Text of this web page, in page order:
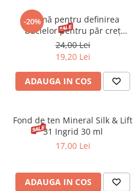
-20%
Cremă pentru definirea
buclelor pentru păr creț
Byphasse 250 ml
24,00 Lei
19,20 Lei
ADAUGA IN COS
Fond de ten Mineral Silk & Lift
31 Ingrid 30 ml
17,00 Lei
ADAUGA IN COS